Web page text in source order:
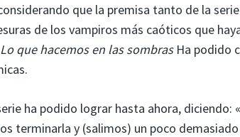
que la premisa tanto de la
de los vampiros más caóticos que
Lo que hacemos en las sombras Ha podido
ha podido lograr hasta ahora, diciendo:
terminarla y (salimos) un poco